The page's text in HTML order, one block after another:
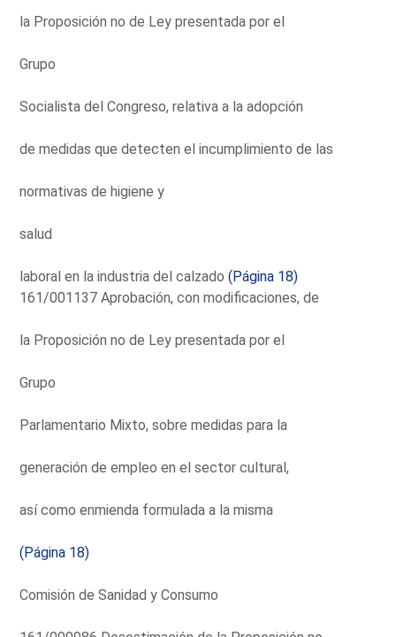
la Proposición no de Ley presentada por el
Grupo
Socialista del Congreso, relativa a la adopción
de medidas que detecten el incumplimiento de las
normativas de higiene y
salud
laboral en la industria del calzado(Página 18)
161/001137 Aprobación, con modificaciones, de
la Proposición no de Ley presentada por el
Grupo
Parlamentario Mixto, sobre medidas para la
generación de empleo en el sector cultural,
así como enmienda formulada a la misma
(Página 18)
Comisión de Sanidad y Consumo